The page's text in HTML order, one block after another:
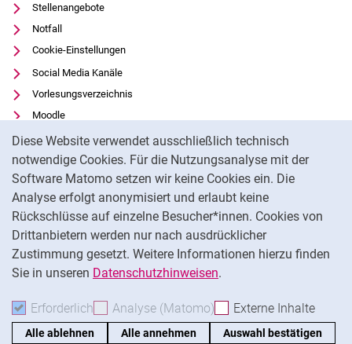
Diese Website verwendet ausschließlich technisch
notwendige Cookies. Für die Nutzungsanalyse mit der
Software Matomo setzen wir keine Cookies ein. Die
Analyse erfolgt anonymisiert und erlaubt keine
Rückschlüsse auf einzelne Besucher*innen. Cookies von
Drittanbietern werden nur nach ausdrücklicher
Zustimmung gesetzt. Weitere Informationen hierzu finden
Sie in unseren Datenschutzhinweisen.
Erforderlich Erforderliche Cookies akzeptieren
Analyse (Matomo) Analyse-Cookies
Externe Inhalte
Alle ablehnen Alle annehmen Auswahl bestätigen
Stellenangebote
Notfall
Cookie-Einstellungen
Social Media Kanäle
Vorlesungsverzeichnis
Moodle
Panopto
Universitätsbibliothek
Datenschutz
Barrierefreiheit
Transparenter KI-Einsatz